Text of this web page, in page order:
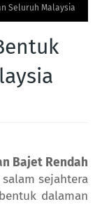
Seluruh Malaysia
Bajet Rendah
sejahtera
dalaman